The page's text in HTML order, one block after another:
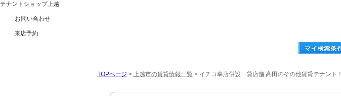
テナントショップ上越
お問い合わせ
来店予約
TOPページ > 上越市の賃貸情報一覧 > イチコ幸店併設 貸店舗 高田のその他賃貸テナント！